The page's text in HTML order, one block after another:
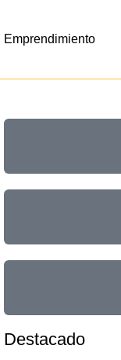
Emprendimiento
Destacado